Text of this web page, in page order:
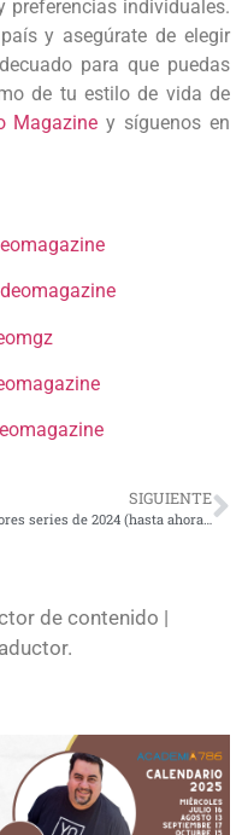
preferencias individuales.
y asegúrate de elegir
para que puedas
de tu estilo de vida de
Magazine y síguenos en
SIGUIENTE
Mejores series de 2024 (hasta ahora): ¿cuál es tu favorita?
de contenido |